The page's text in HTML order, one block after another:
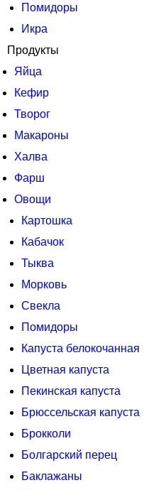
Помидоры
Икра
Продукты
Яйца
Кефир
Творог
Макароны
Халва
Фарш
Овощи
Картошка
Кабачок
Тыква
Морковь
Свекла
Помидоры
Капуста белокочанная
Цветная капуста
Пекинская капуста
Брюссельская капуста
Брокколи
Болгарский перец
Баклажаны